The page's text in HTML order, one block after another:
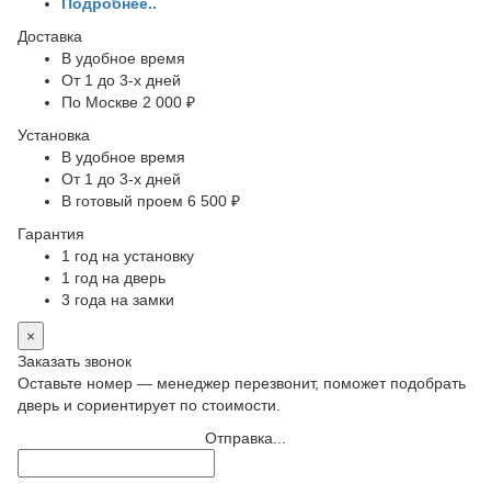
Подробнее..
Доставка
В удобное время
От 1 до 3-х дней
По Москве 2 000 ₽
Установка
В удобное время
От 1 до 3-х дней
В готовый проем 6 500 ₽
Гарантия
1 год на установку
1 год на дверь
3 года на замки
×
Заказать звонок
Оставьте номер — менеджер перезвонит, поможет подобрать
дверь и сориентирует по стоимости.
Отправка...